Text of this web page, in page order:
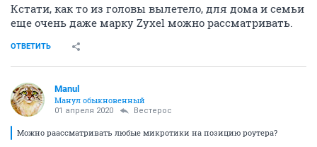
Кстати, как то из головы вылетело, для дома и семьи
еще очень даже марку Zyxel можно рассматривать.
ОТВЕТИТЬ
Manul
Манул обыкновенный
01 апреля 2020 Вестерос
Можно раассматривать любые микротики на позицию роутера?